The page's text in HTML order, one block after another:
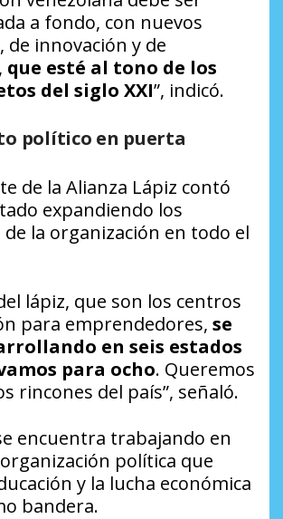
a fondo, con nuevos
de innovación y de
que esté al tono de los
del siglo XXI”, indicó.
político en puerta
de la Alianza Lápiz contó
expandiendo los
la organización en todo el
lápiz, que son los centros
para emprendedores, se
en seis estados
para ocho. Queremos
rincones del país”, señaló.
encuentra trabajando en
política que
y la lucha económica
bandera.